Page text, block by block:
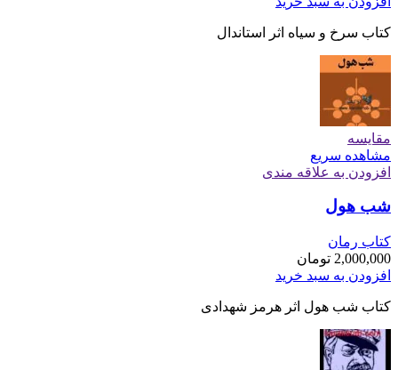
کتاب سرخ و سیاه اثر استاندال
مقایسه
مشاهده سریع
افزودن به علاقه مندی
شب هول
کتاب رمان
2,000,000 تومان
افزودن به سبد خرید
کتاب شب هول اثر هرمز شهدادی